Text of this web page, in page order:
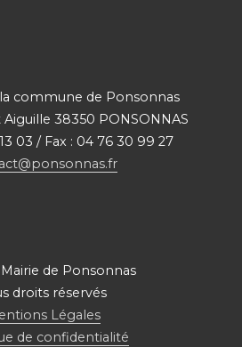
commune de Ponsonnas
38350 PONSONNAS
03 / Fax : 04 76 30 99 27
de Ponsonnas
droits réservés
Légales
de confidentialité